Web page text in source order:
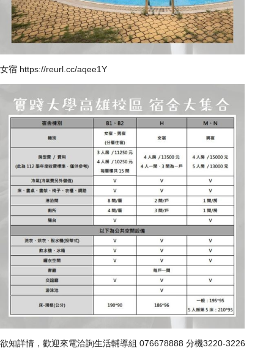
女宿 https://reurl.cc/aqee1Y
欲知詳情，歡迎來電洽詢生活輔導組 076678888 分機3220-3226